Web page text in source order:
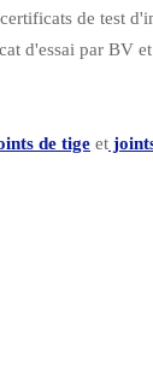
de test
d'essai par BV
de tige et